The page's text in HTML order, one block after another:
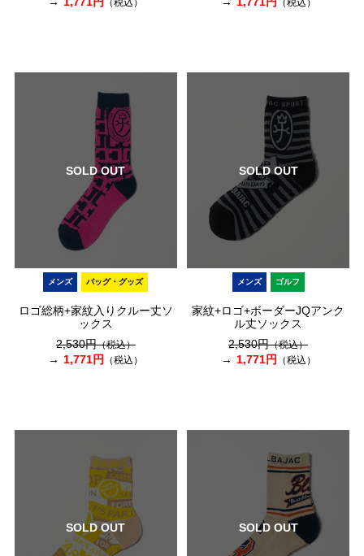
（税込） （税込）
SOLD OUT
メンズ バッグ・グッズ
ロゴ総柄+家紋入りクルー丈ソ
ックス
2,530円（税込）
1,771円 （税込）
SOLD OUT
メンズ ゴルフ
家紋+ロゴ+ボーダーJQアンク
ル丈ソックス
2,530円（税込）
1,771円 （税込）
SOLD OUT SOLD OUT